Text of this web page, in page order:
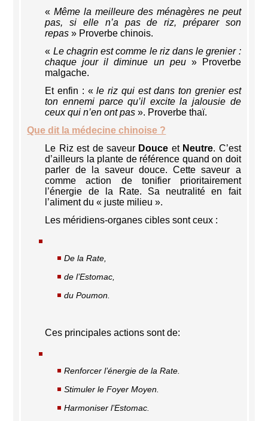
«Même la meilleure des ménagères ne peut
pas, si elle n’a pas de riz, préparer son
repas » Proverbe chinois.
« Le chagrin est comme le riz dans le grenier :
chaque jour il diminue un peu» Proverbe
malgache.
Et enfin : «le riz qui est dans ton grenier est
ton ennemi parce qu’il excite la jalousie de
ceux qui n’en ont pas». Proverbe thaï.
Que dit la médecine chinoise ?
Le Riz est de saveur Douce et Neutre. C’est
d’ailleurs la plante de référence quand on doit
parler de la saveur douce. Cette saveur a
comme action de tonifier prioritairement
l’énergie de la Rate. Sa neutralité en fait
l’aliment du « juste milieu ».
Les méridiens-organes cibles sont ceux :
De la Rate,
de l’Estomac,
du Poumon.
Ces principales actions sont de:
Renforcer l’énergie de la Rate.
Stimuler le Foyer Moyen.
Harmoniser l’Estomac.